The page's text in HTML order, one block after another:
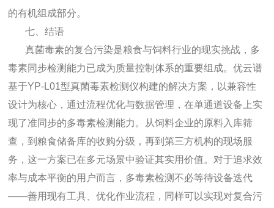
的有机组成部分。
七、结语
真菌毒素的复合污染是粮食与饲料行业的现实挑战，多
毒素同步检测能力已成为质量控制体系的重要组成。优云谱
基于YP-L01型真菌毒素检测仪构建的解决方案，以兼容性
设计为核心，通过流程优化与数据管理，在单通道设备上实
现了准同步的多毒素检测能力。从饲料企业的原料入库筛
查，到粮食储备库的收购分级，再到第三方机构的现场服
务，这一方案已在多元场景中验证其实用价值。对于追求效
率与成本平衡的用户而言，多毒素检测不必等待设备迭代
——善用现有工具、优化作业流程，同样可以实现对复合污